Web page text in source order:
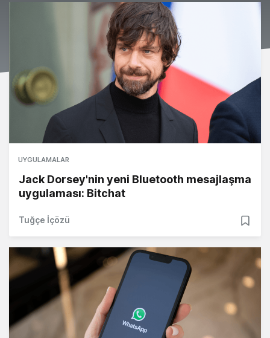
UYGULAMALAR
Jack Dorsey'nin yeni Bluetooth mesajlaşma
uygulaması: Bitchat
Tuğçe İçözü